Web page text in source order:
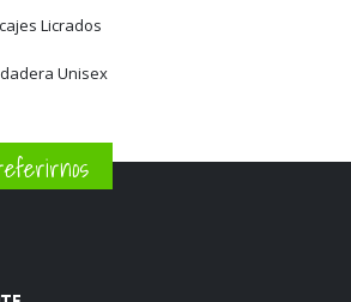
Licrados
Unisex